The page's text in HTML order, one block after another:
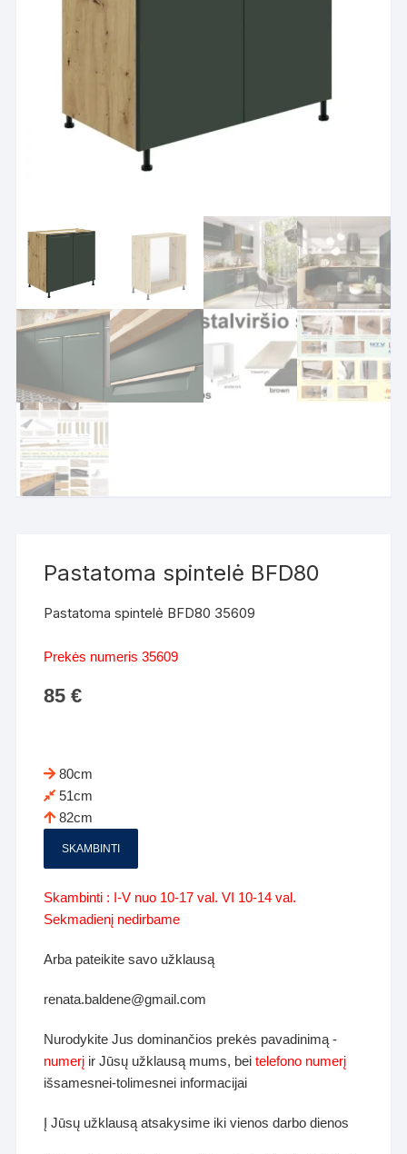
Pastatoma spintelė BFD80
Pastatoma spintelė BFD80 35609
Prekės numeris 35609
85€
80cm
51cm
82cm
SKAMBINTI
Skambinti : I-V nuo 10-17 val. VI 10-14 val.
Sekmadienį nedirbame
Arba pateikite savo užklausą
renata.baldene@gmail.com
Nurodykite Jus dominančios prekės pavadinimą -
numerį ir Jūsų užklausą mums, beitelefono numerį
išsamesnei-tolimesnei informacijai
Į Jūsų užklausą atsakysime iki vienos darbo dienos